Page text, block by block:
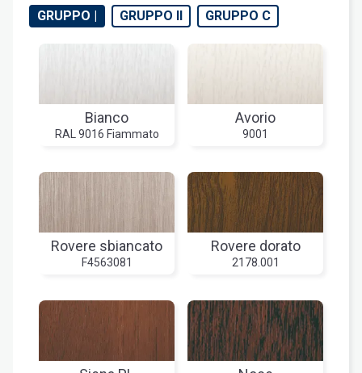
GRUPPO | GRUPPO II GRUPPO C
Bianco
RAL 9016 Fiammato
Avorio
9001
Rovere sbiancato
F4563081
Rovere dorato
2178.001